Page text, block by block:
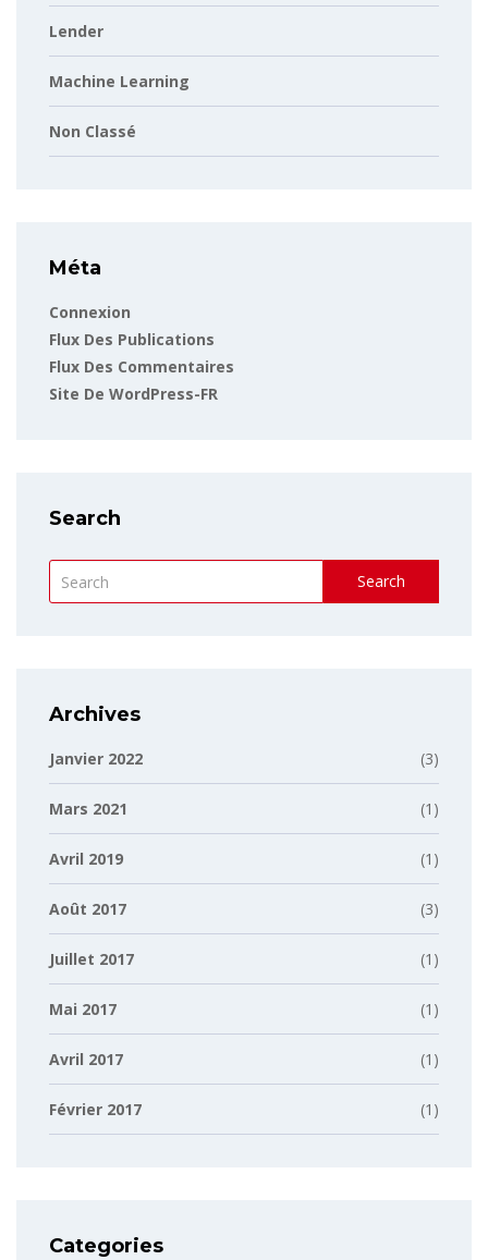
Lender
Machine Learning
Non Classé
Méta
Connexion
Flux Des Publications
Flux Des Commentaires
Site De WordPress-FR
Search
Search
Archives
Janvier 2022 (3)
Mars 2021 (1)
Avril 2019 (1)
Août 2017 (3)
Juillet 2017 (1)
Mai 2017 (1)
Avril 2017 (1)
Février 2017 (1)
Categories